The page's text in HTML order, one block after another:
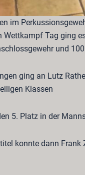
im
Wettkampf Tag ging
und
ging an Lutz
Klassen
5. Platz in der
konnte dann